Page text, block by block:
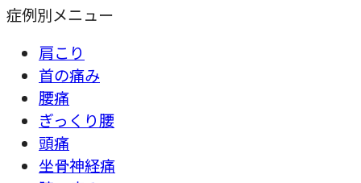
症例別メニュー
肩こり
首の痛み
腰痛
ぎっくり腰
頭痛
坐骨神経痛